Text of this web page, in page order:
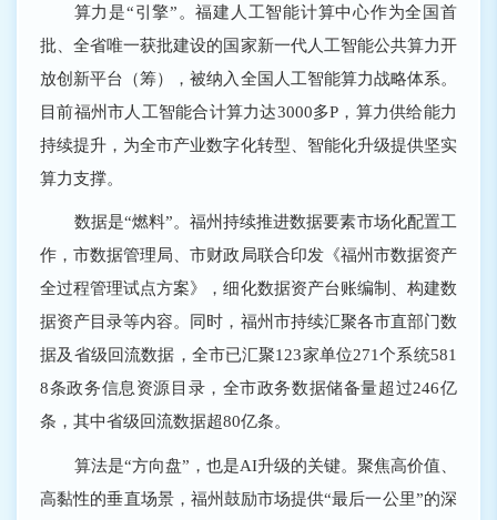
算力是“引擎”。福建人工智能计算中心作为全国首
批、全省唯一获批建设的国家新一代人工智能公共算力开
放创新平台（筹），被纳入全国人工智能算力战略体系。
目前福州市人工智能合计算力达3000多P，算力供给能力
持续提升，为全市产业数字化转型、智能化升级提供坚实
算力支撑。
数据是“燃料”。福州持续推进数据要素市场化配置工
作，市数据管理局、市财政局联合印发《福州市数据资产
全过程管理试点方案》，细化数据资产台账编制、构建数
据资产目录等内容。同时，福州市持续汇聚各市直部门数
据及省级回流数据，全市已汇聚123家单位271个系统581
8条政务信息资源目录，全市政务数据储备量超过246亿
条，其中省级回流数据超80亿条。
算法是“方向盘”，也是AI升级的关键。聚焦高价值、
高黏性的垂直场景，福州鼓励市场提供“最后一公里”的深